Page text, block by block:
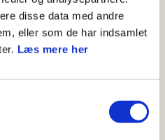
disse data med andre
eller som de har indsamlet
Læs mere her